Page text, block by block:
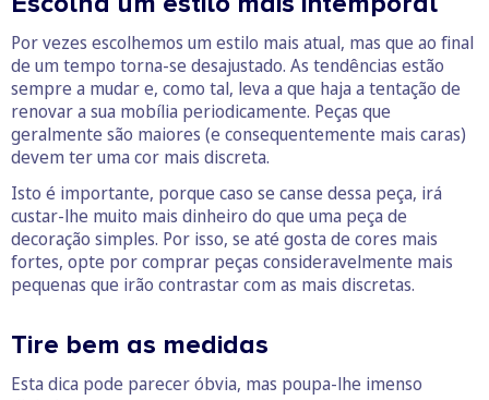
Por vezes escolhemos um estilo mais atual, mas que ao final
de um tempo torna-se desajustado. As tendências estão
sempre a mudar e, como tal, leva a que haja a tentação de
renovar a sua mobília periodicamente. Peças que
geralmente são maiores (e consequentemente mais caras)
devem ter uma cor mais discreta.
Isto é importante, porque caso se canse dessa peça, irá
custar-lhe muito mais dinheiro do que uma peça de
decoração simples. Por isso, se até gosta de cores mais
fortes, opte por comprar peças consideravelmente mais
pequenas que irão contrastar com as mais discretas.
Tire bem as medidas
Esta dica pode parecer óbvia, mas poupa-lhe imenso